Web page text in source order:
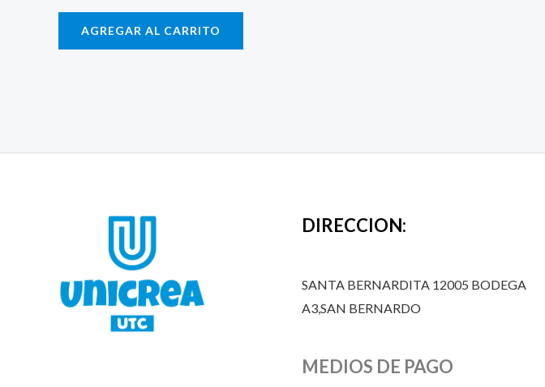
AGREGAR AL CARRITO
DIRECCION:
SANTA BERNARDITA 12005 BODEGA
A3,SAN BERNARDO
MEDIOS DE PAGO